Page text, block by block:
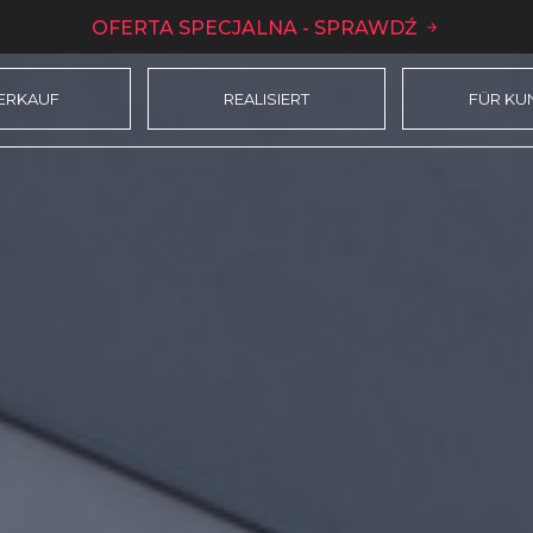
OFERTA SPECJALNA - SPRAWDŹ
REALISIERT FÜR